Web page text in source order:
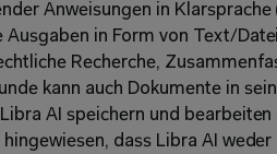
Anweisungen in
Ausgaben in Form von Text/
Recherche,
kann auch Dokumente in
AI speichern und
dass Libra AI